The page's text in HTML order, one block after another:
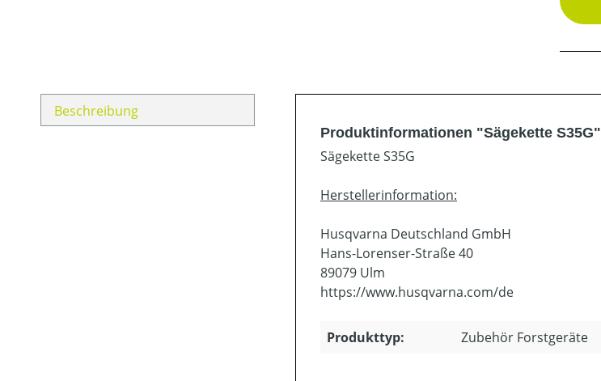
Beschreibung
Produktinformationen "Sägekette S35G"
Sägekette S35G
Herstellerinformation:
Husqvarna Deutschland GmbH
Hans-Lorenser-Straße 40
89079 Ulm
https://www.husqvarna.com/de
Produkttyp: Zubehör Forstgeräte